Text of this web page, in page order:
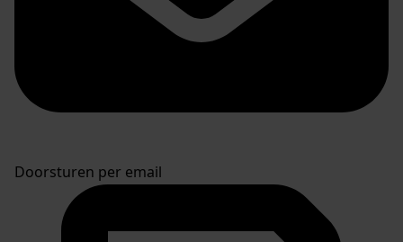
Doorsturen per email